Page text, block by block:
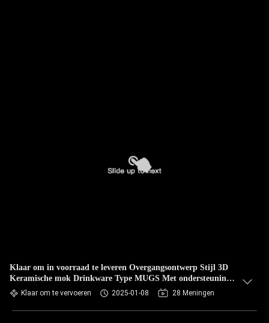
Klaar om in voorraad te leveren Overgangsontwerp Stijl 3D
Keramische mok Drinkware Type MUGS Met ondersteuning
en vakantie selectie
Klaar om te vervoeren 2025-01-08 28 Meningen